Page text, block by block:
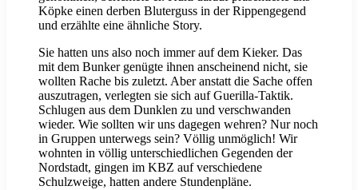
Köpke einen derben Bluterguss in der Rippengegend
und erzählte eine ähnliche Story.
Sie hatten uns also noch immer auf dem Kieker. Das
mit dem Bunker genügte ihnen anscheinend nicht, sie
wollten Rache bis zuletzt. Aber anstatt die Sache offen
auszutragen, verlegten sie sich auf Guerilla-Taktik.
Schlugen aus dem Dunklen zu und verschwanden
wieder. Wie sollten wir uns dagegen wehren? Nur noch
in Gruppen unterwegs sein? Völlig unmöglich! Wir
wohnten in völlig unterschiedlichen Gegenden der
Nordstadt, gingen im KBZ auf verschiedene
Schulzweige, hatten andere Stundenpläne.